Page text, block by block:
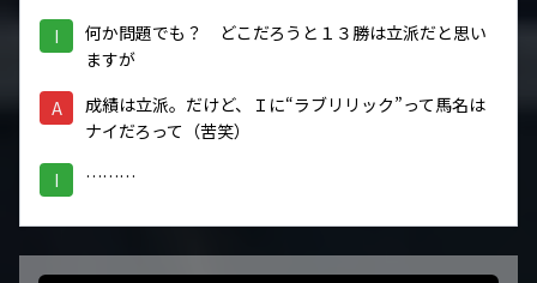
I
何か問題でも？ どこだろうと１３勝は立派だと思い
ますが
A
成績は立派。だけど、Ｉに“ラブリリック”って馬名は
ナイだろって（苦笑）
I ………